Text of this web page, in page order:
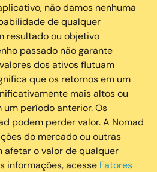
não damos nenhuma
de qualquer
resultado ou objetivo
passado não garante
dos ativos flutuam
que os retornos em um
mais altos ou
período anterior. Os
podem perder valor. A Nomad
do mercado ou outras
afetar o valor de qualquer
informações, acesse Fatores